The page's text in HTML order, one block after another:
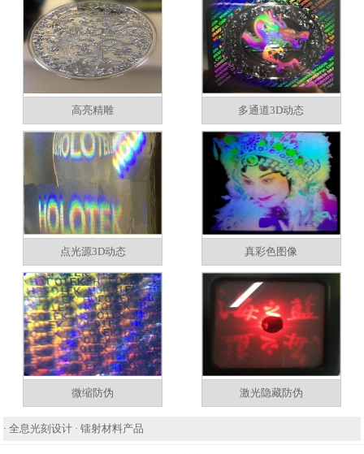
高亮精雕 多通道3D动态
点光源3D动态 真彩色图像
微缩防伪 激光隐藏防伪
· 全息光刻设计 · 镭射材料产品